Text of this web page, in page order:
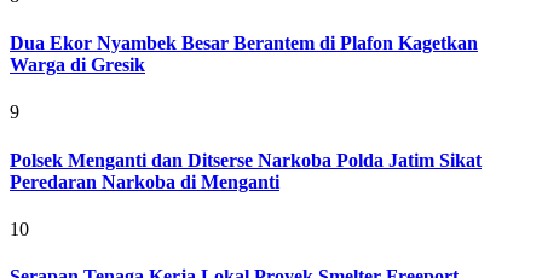
Dua Ekor Nyambek Besar Berantem di Plafon Kagetkan
Warga di Gresik
9
Polsek Menganti dan Ditserse Narkoba Polda Jatim Sikat
Peredaran Narkoba di Menganti
10